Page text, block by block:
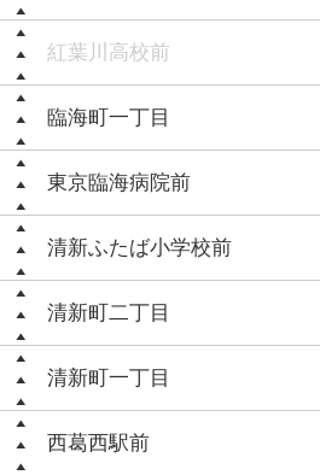
紅葉川高校前
臨海町一丁目
東京臨海病院前
清新ふたば小学校前
清新町二丁目
清新町一丁目
西葛西駅前